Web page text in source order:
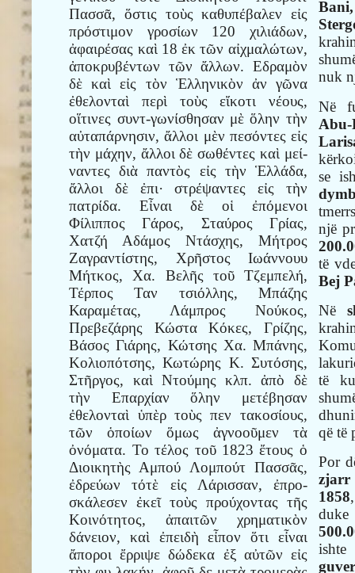
Πασσᾶ, ὅστις τοὺς καθυπέβαλεν εἰς
πρόστιμον γροσίων 120 χιλιάδων,
ἀφαιρέσας καὶ 18 ἐκ τῶν αἰχμαλώτων,
ἀποκρυβέντων τῶν ἄλλων. Εδραμὸν
δὲ καὶ εἰς τὸν Ἑλληνικὸν ἀν γῶνα
ἐθελονταὶ περὶ τοὺς εἴκοτι νέους,
οἵτινες συντ-γωνίσθησαν μὲ ὅλην τὴν
αὐταπάρνησιν, ἄλλοι μὲν πεσόντες εἰς
τὴν μάχην, ἄλλοι δὲ σωθέντες καὶ μεί-
ναντες διὰ παντὸς εἰς τὴν Ἑλλάδα,
ἄλλοι δὲ ἐπι· στρέψαντες εἰς τὴν
πατρίδα. Εἶναι δὲ οἱ ἐπόμενοι
Φίλιππος Γάρος, Σταύρος Γρίας,
Χατζή Αδάμος Ντάσχης, Μήτρος
Ζαγραντίστης, Χρῆστος Ιωάννουυ
Μήτκος, Χα. Βελῆς τοῦ Τζεμπελή,
Τέρπος Ταν τσιόλλης, Μπάζης
Καραμέτας, Λάμπρος Νούκος,
Πρεβεζάρης Κώστα Κόκες, Γρίζης,
Βάσος Γιάρης, Κώτσης Χα. Μπάνης,
Κολιοπότσης, Κωτώρης Κ. Συτόσης,
Στῆργος, καὶ Ντούμης κλπ. ἀπὸ δὲ
τὴν Επαρχίαν ὅλην μετέβησαν
ἐθελονταὶ ὑπὲρ τοὺς πεν τακοσίους,
τῶν ὁποίων ὅμως ἀγνοοῦμεν τὰ
ὀνόματα. Το τέλος τοῦ 1823 ἔτους ὁ
Διοικητὴς Αμπού Λομπούτ Πασσᾶς,
ἐδρεύων τότὲ εἰς Λάρισσαν, ἐπρο-
σκάλεσεν ἐκεῖ τοὺς προύχοντας τῆς
Κοινότητος, ἀπαιτῶν χρηματικὸν
δάνειον, καὶ ἐπειδὴ εἶπον ὅτι εἶναι
ἄποροι ἔρριψε δώδεκα ἐξ αὐτῶν εἰς
nuk
Në
se
një
të
Bej
Në
të
që të
Por
zjarr
1858